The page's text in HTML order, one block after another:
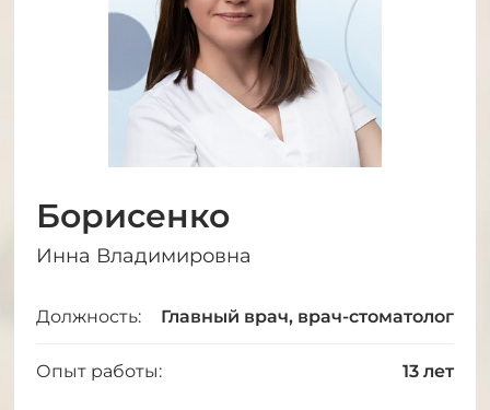
Борисенко
Инна Владимировна
Должность: Главный врач, врач-стоматолог
Опыт работы: 13 лет